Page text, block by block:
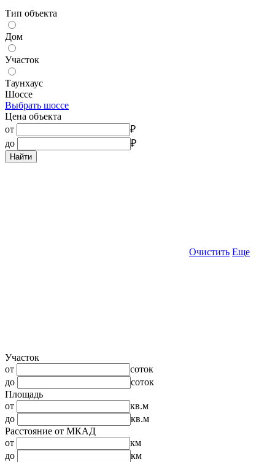
Тип объекта
Дом
Участок
Таунхаус
Шоссе
Выбрать шоссе
Цена объекта
от
₽
до
₽
Найти
Очистить Еще
Участок
от
соток
до
соток
Площадь
от
кв.м
до
кв.м
Расстояние от МКАД
от
км
до
км